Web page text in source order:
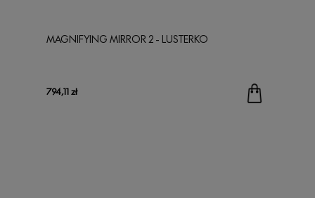
MAGNIFYING MIRROR 2 - LUSTERKO
794,11 zł